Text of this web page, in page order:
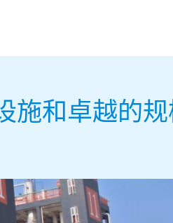
施和卓越的